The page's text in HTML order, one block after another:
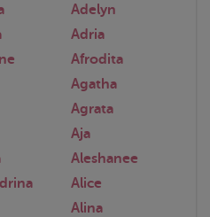
Adelyn
Adria
Afrodita
Agatha
Agrata
Aja
Aleshanee
Alice
Alina